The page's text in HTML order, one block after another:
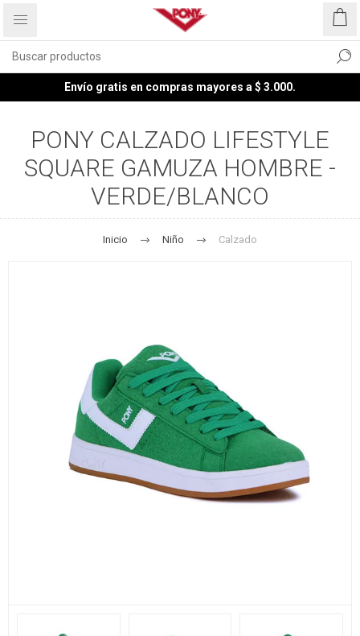
Envío gratis en compras mayores a $ 3.000.
PONY CALZADO LIFESTYLE
SQUARE GAMUZA HOMBRE -
VERDE/BLANCO
Inicio Niño Calzado